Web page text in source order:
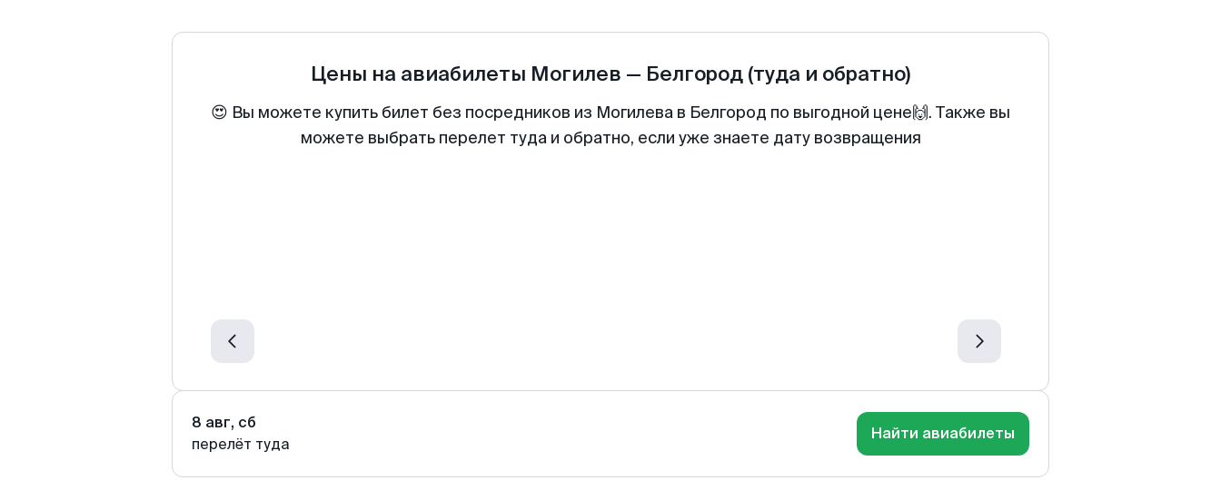
Цены на авиабилеты Могилев — Белгород (туда и обратно)
😍 Вы можете купить билет без посредников из Могилева в Белгород по выгодной цене🙌. Также вы
можете выбрать перелет туда и обратно, если уже знаете дату возвращения
8 авг, сб
перелёт туда
Найти авиабилеты